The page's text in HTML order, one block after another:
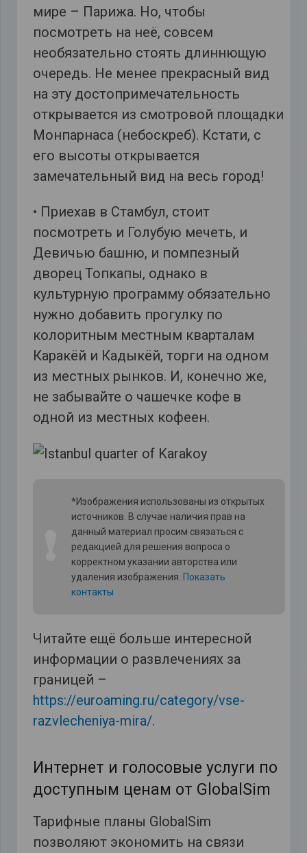
мире – Парижа. Но, чтобы
посмотреть на неё, совсем
необязательно стоять длиннющую
очередь. Не менее прекрасный вид
на эту достопримечательность
открывается из смотровой площадки
Монпарнаса (небоскреб). Кстати, с
его высоты открывается
замечательный вид на весь город!
• Приехав в Стамбул, стоит
посмотреть и Голубую мечеть, и
Девичью башню, и помпезный
дворец Топкапы, однако в
культурную программу обязательно
нужно добавить прогулку по
колоритным местным кварталам
Каракёй и Кадыкёй, торги на одном
из местных рынков. И, конечно же,
не забывайте о чашечке кофе в
одной из местных кофеен.
*Изображения использованы из открытых
источников. В случае наличия прав на
данный материал просим связаться с
редакцией для решения вопроса о
корректном указании авторства или
удаления изображения. Показать
контакты
Читайте ещё больше интересной
информации о развлечениях за
границей –
https://euroaming.ru/category/vse-
razvlecheniya-mira/.
Интернет и голосовые услуги по
доступным ценам от GlobalSim
Тарифные планы GlobalSim
позволяют экономить на связи